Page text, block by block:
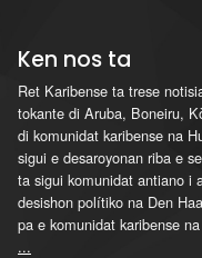
Ken nos ta
Ret Karibense ta trese
tokante di Aruba, Boneiru,
di komunidat karibense na
sigui e desaroyonan riba e
ta sigui komunidat antiano i
desishon polítiko na Den
pa e komunidat karibense
...